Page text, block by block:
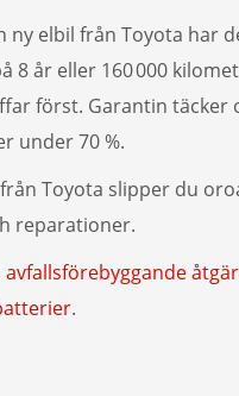
ny elbil från Toyota har
8 år eller 160 000
först. Garantin täcker
under 70 %.
Toyota slipper du
reparationer.
avfallsförebyggande
.